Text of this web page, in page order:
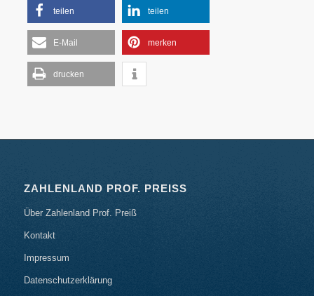
teilen teilen
E-Mail merken
drucken
ZAHLENLAND PROF. PREISS
Über Zahlenland Prof. Preiß
Kontakt
Impressum
Datenschutzerklärung